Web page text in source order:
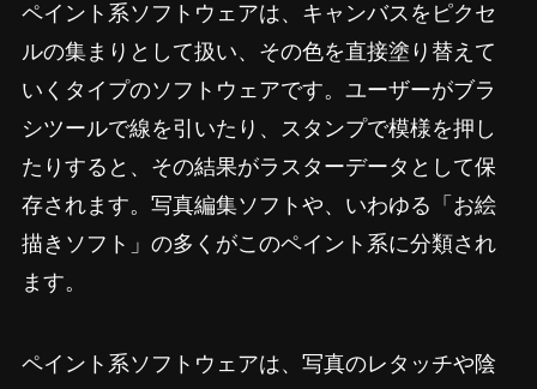
ペイント系ソフトウェアは、キャンバスをピクセ
ルの集まりとして扱い、その色を直接塗り替えて
いくタイプのソフトウェアです。ユーザーがブラ
シツールで線を引いたり、スタンプで模様を押し
たりすると、その結果がラスターデータとして保
存されます。写真編集ソフトや、いわゆる「お絵
描きソフト」の多くがこのペイント系に分類され
ます。
ペイント系ソフトウェアは、写真のレタッチや陰